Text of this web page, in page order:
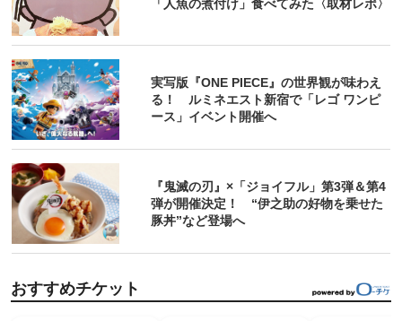
「人魚の煮付け」食べてみた〈取材レポ〉
実写版『ONE PIECE』の世界観が味わえ
る！ ルミネエスト新宿で「レゴ ワンピ
ース」イベント開催へ
『鬼滅の刃』×「ジョイフル」第3弾＆第4
弾が開催決定！ “伊之助の好物を乗せた
豚丼”など登場へ
おすすめチケット